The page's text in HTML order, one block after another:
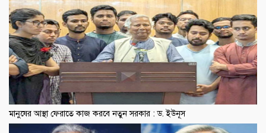
মানুষের আস্থা ফেরাতে কাজ করবে নতুন সরকার : ড. ইউনূস